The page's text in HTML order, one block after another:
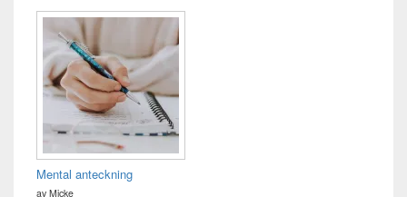
Mental anteckning
av Micke